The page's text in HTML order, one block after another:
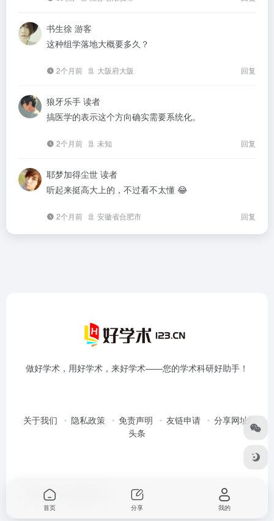
书生徐 游客
这种组学落地大概要多久？
2个月前 大阪府大阪 回复
狼牙乐手 读者
搞医学的表示这个方向确实需要系统化。
2个月前 未知 回复
耶梦加得尘世 读者
听起来挺高大上的，不过看不太懂 😂
2个月前 安徽省合肥市 回复
做好学术，用好学术，来好学术——您的学术科研好助手！
关于我们 隐私政策 免责声明 友链申请
分享网址/
头条
Copyright © 2026
首页 分享 我的